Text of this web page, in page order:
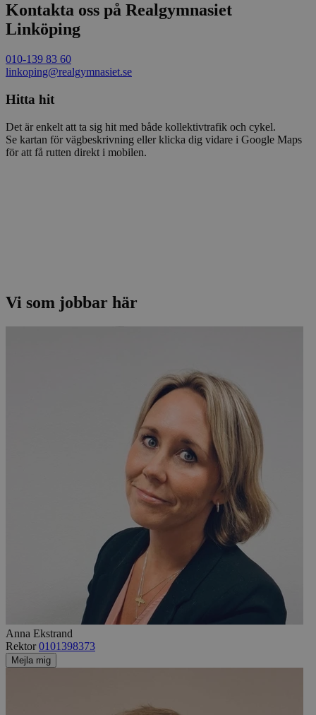
Kontakta oss på Realgymnasiet
Linköping
010-139 83 60
linkoping@realgymnasiet.se
Hitta hit
Det är enkelt att ta sig hit med både kollektivtrafik och cykel.
Se kartan för vägbeskrivning eller klicka dig vidare i Google Maps
för att få rutten direkt i mobilen.
Vi som jobbar här
Anna Ekstrand
Rektor 0101398373
Mejla mig